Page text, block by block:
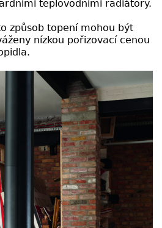
teplovodními radiátory.
způsob topení mohou být
nízkou pořizovací cenou